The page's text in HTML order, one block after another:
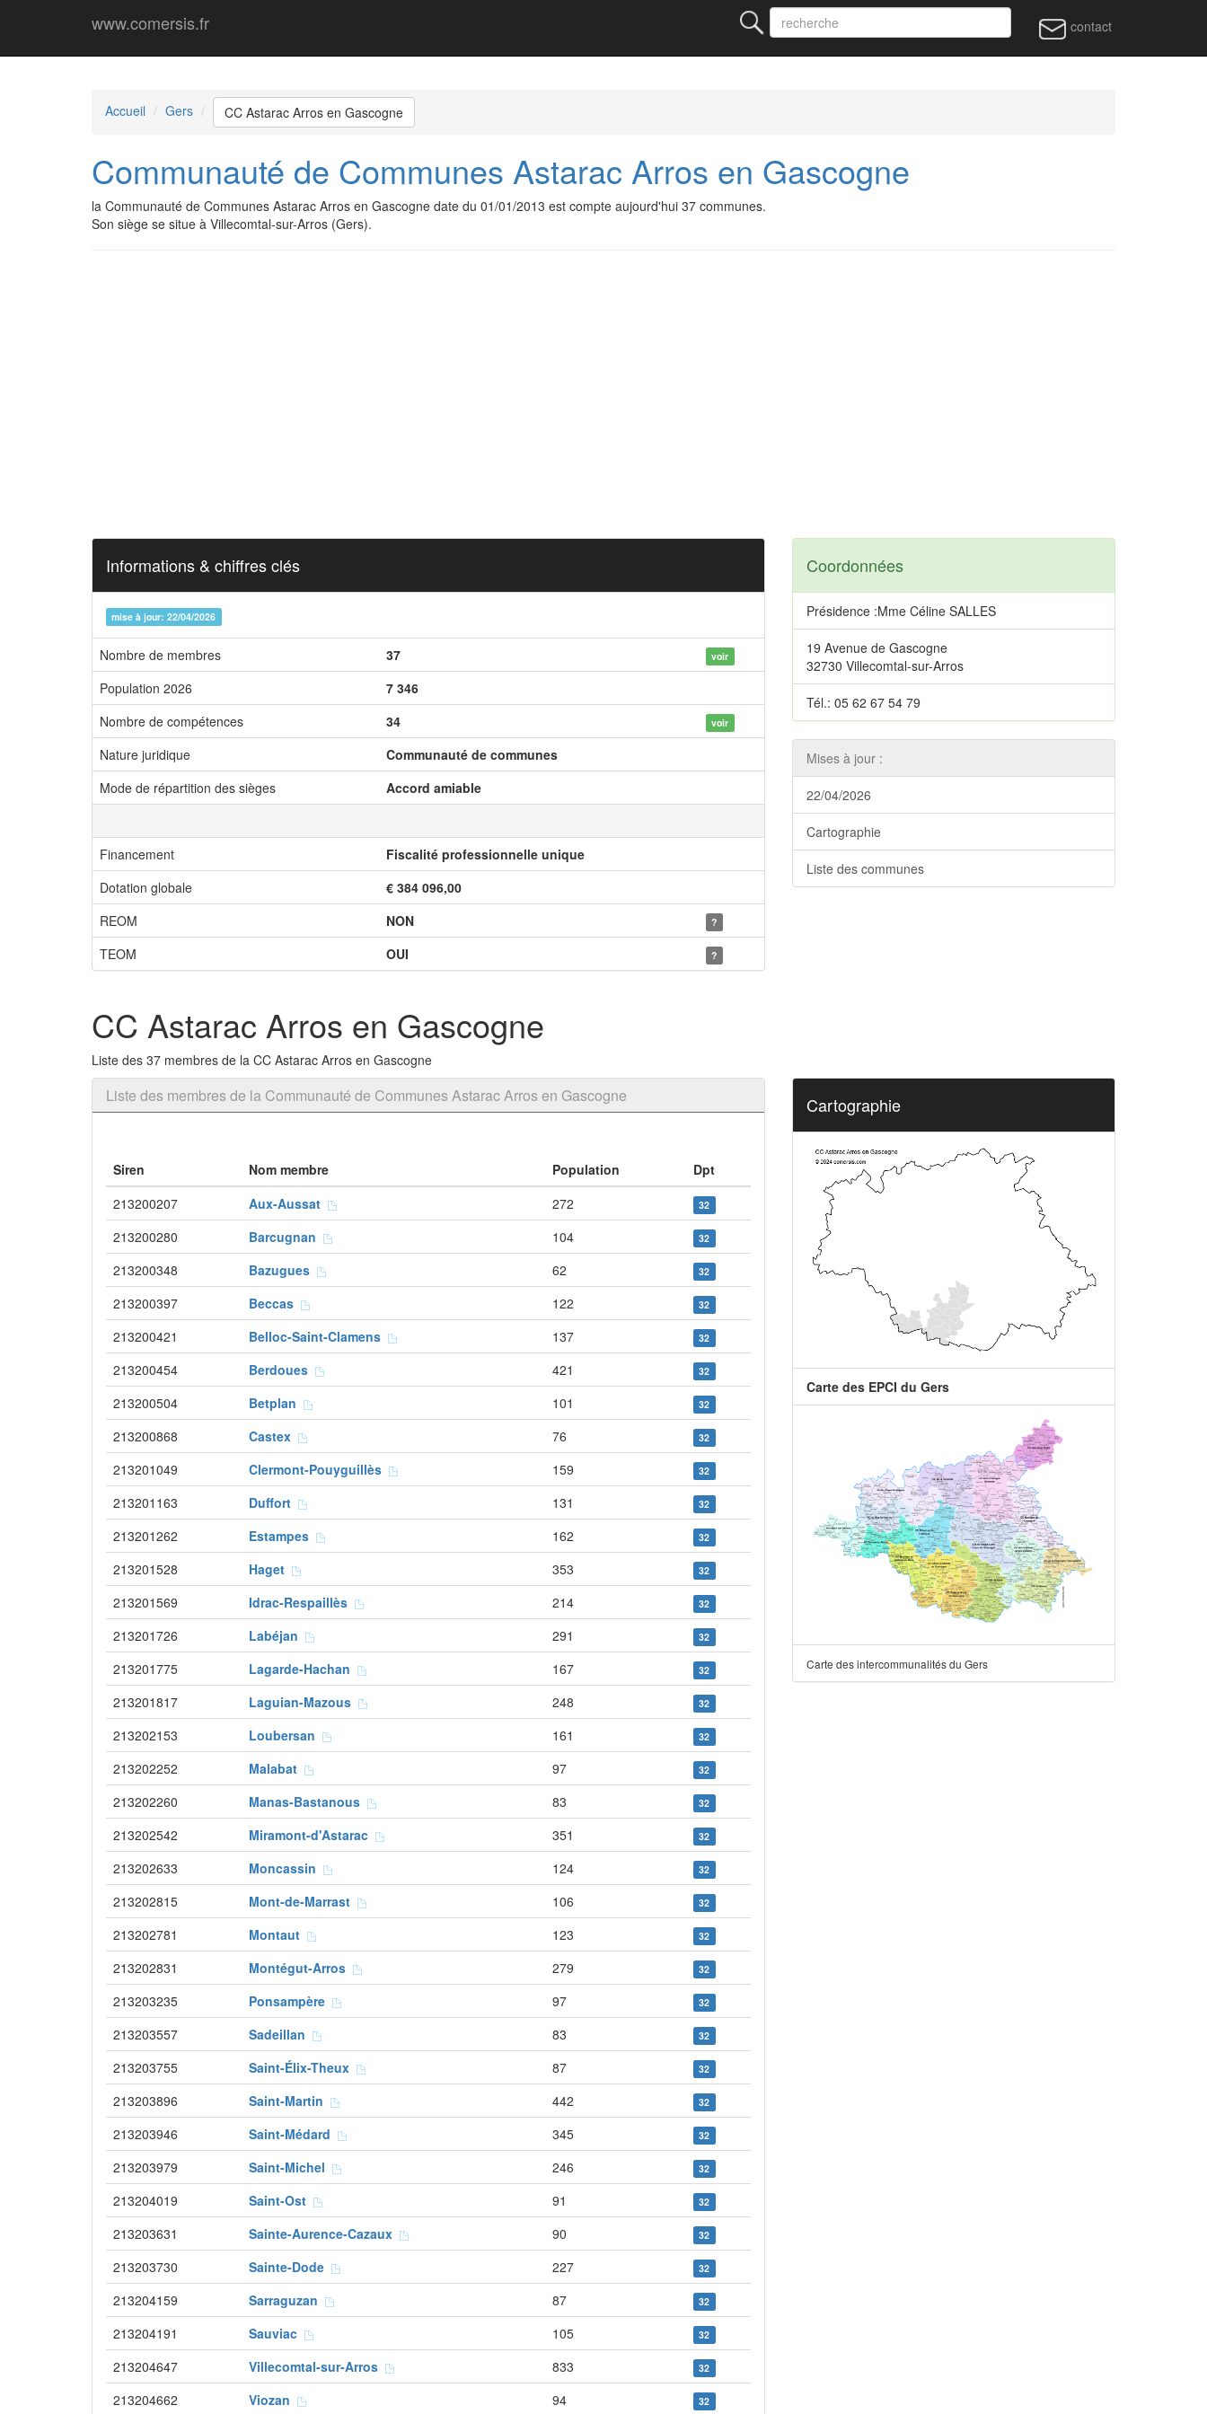
www.comersis.fr contact
Accueil Gers CC Astarac Arros en Gascogne
Communauté de Communes Astarac Arros en Gascogne
la Communauté de Communes Astarac Arros en Gascogne date du 01/01/2013 est compte aujourd'hui 37 communes.
Son siège se situe à Villecomtal-sur-Arros (Gers).
Informations & chiffres clés
mise à jour: 22/04/2026
Nombre de membres 37 voir
Population 2026
7 346
Nombre de compétences
34 voir
Nature juridique
Communauté de communes
Mode de répartition des sièges
Accord amiable
Financement
Fiscalité professionnelle unique
Dotation globale
€ 384 096,00
REOM
NON ?
TEOM OUI ?
Coordonnées
Présidence :Mme Céline SALLES
19 Avenue de Gascogne
32730 Villecomtal-sur-Arros
Tél.: 05 62 67 54 79
Mises à jour :
22/04/2026
Cartographie
Liste des communes
CC Astarac Arros en Gascogne
Liste des 37 membres de la CC Astarac Arros en Gascogne
Liste des membres de la Communauté de Communes Astarac Arros en Gascogne
Siren Nom membre Population
Dpt
213200207
Aux-Aussat 272 32
213200280 Barcugnan 104 32
213200348 Bazugues 62 32
213200397 Beccas 122 32
213200421 Belloc-Saint-Clamens 137 32
213200454 Berdoues 421 32
213200504 Betplan 101 32
213200868 Castex 76 32
213201049 Clermont-Pouyguillès 159 32
213201163 Duffort 131 32
213201262 Estampes 162 32
213201528 Haget 353 32
213201569 Idrac-Respaillès 214 32
213201726 Labéjan 291 32
213201775 Lagarde-Hachan 167 32
213201817 Laguian-Mazous 248 32
213202153 Loubersan 161 32
213202252 Malabat 97 32
213202260 Manas-Bastanous 83 32
213202542 Miramont-d'Astarac 351 32
213202633 Moncassin 124 32
213202815 Mont-de-Marrast 106 32
213202781 Montaut 123 32
213202831 Montégut-Arros 279 32
213203235 Ponsampère 97 32
213203557 Sadeillan 83 32
213203755 Saint-Élix-Theux 87 32
213203896 Saint-Martin 442 32
213203946 Saint-Médard 345 32
213203979 Saint-Michel 246 32
213204019 Saint-Ost 91 32
213203631 Sainte-Aurence-Cazaux 90 32
213203730 Sainte-Dode 227 32
213204159 Sarraguzan 87 32
213204191 Sauviac 105 32
213204647 Villecomtal-sur-Arros 833 32
213204662 Viozan 94 32
Cartographie
Carte des EPCI du Gers
Carte des intercommunalités du Gers